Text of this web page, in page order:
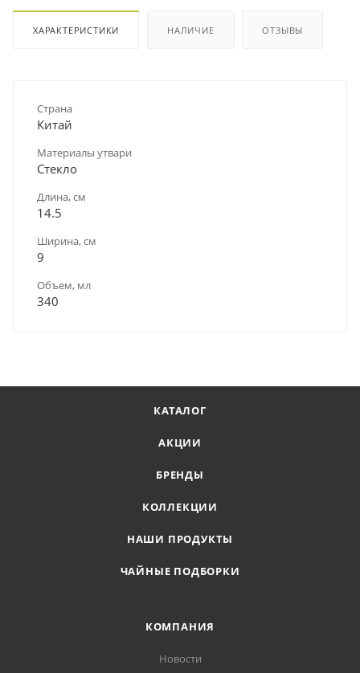
ХАРАКТЕРИСТИКИ НАЛИЧИЕ ОТЗЫВЫ
Страна
Китай
Материалы утвари
Стекло
Длина, см
14.5
Ширина, см
9
Объем, мл
340
КАТАЛОГ
АКЦИИ
БРЕНДЫ
КОЛЛЕКЦИИ
НАШИ ПРОДУКТЫ
ЧАЙНЫЕ ПОДБОРКИ
КОМПАНИЯ
Новости